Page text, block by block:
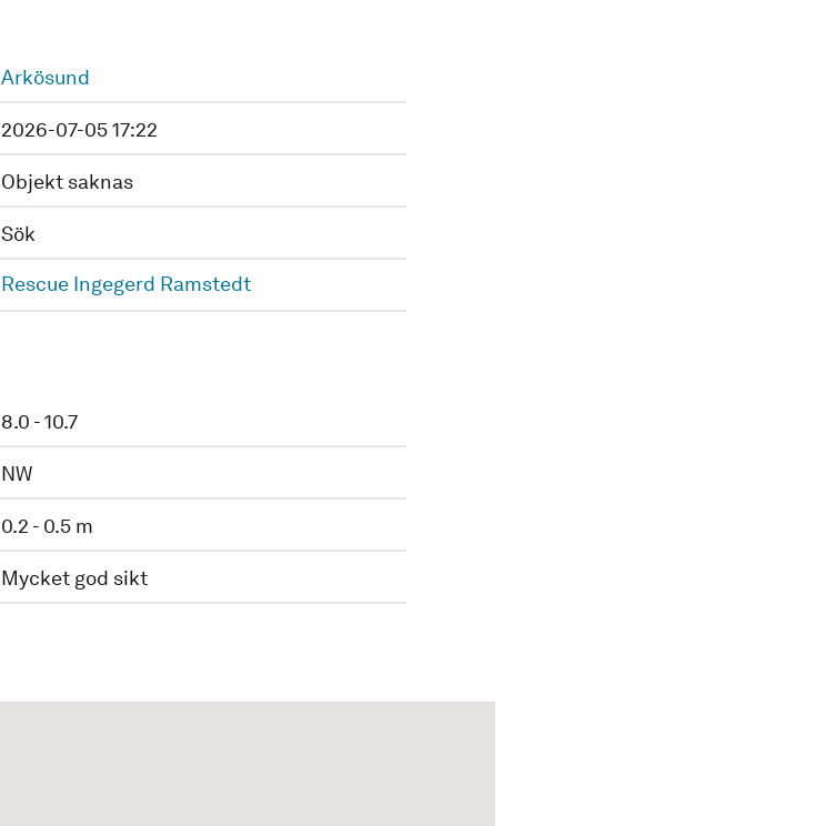
Arkösund
2026-07-05 17:22
Objekt saknas
Sök
Rescue Ingegerd Ramstedt
8.0 - 10.7
NW
0.2 - 0.5 m
Mycket god sikt